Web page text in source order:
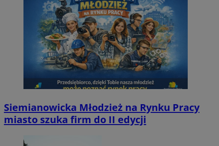
Siemianowicka Młodzież na Rynku Pracy
miasto szuka firm do II edycji